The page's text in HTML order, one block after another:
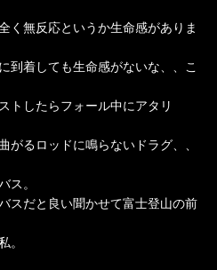
く無反応というか生命感がありま
到着しても生命感がないな、、こ
トしたらフォール中にアタリ
がるロッドに鳴らないドラグ、、
ス。
スだと良い聞かせて富士登山の前
。